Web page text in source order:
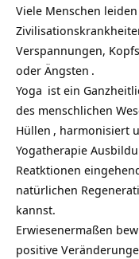
Viele Menschen
Verspannungen,
oder Ängsten .
Yoga ist ein
des menschlichen
Hüllen , harmonisiert
Yogatherapie
Reatktionen
natürlichen
kannst.
Erwiesenermaßen
positive